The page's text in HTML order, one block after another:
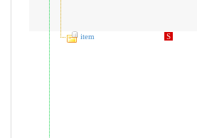
item
S